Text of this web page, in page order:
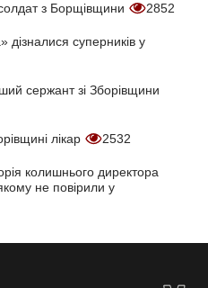
з Борщівщини 2852
дізналися суперників у
сержант зі Зборівщини
лікар 2532
колишнього директора
не повірили у